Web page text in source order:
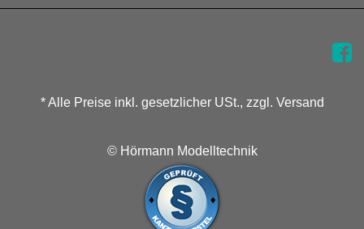
* Alle Preise inkl. gesetzlicher USt., zzgl. Versand
© Hörmann Modelltechnik